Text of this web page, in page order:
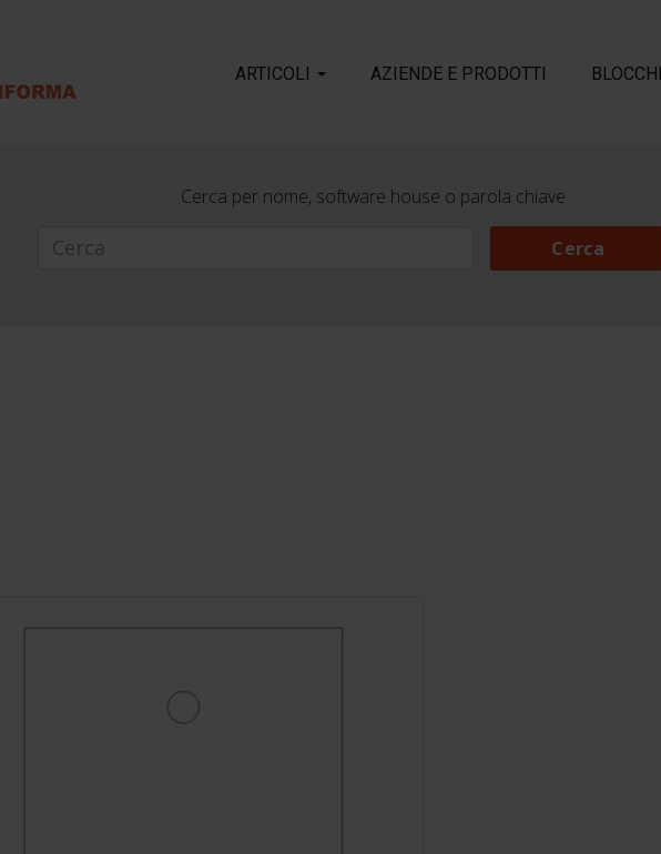
ARTICOLI AZIENDE E PRODOTTI
Cerca per nome, software house o parola chiave
Cerca